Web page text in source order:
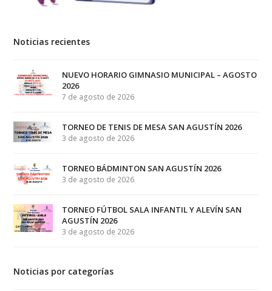
Noticias recientes
NUEVO HORARIO GIMNASIO MUNICIPAL – AGOSTO
2026
7 de agosto de 2026
TORNEO DE TENIS DE MESA SAN AGUSTÍN 2026
3 de agosto de 2026
TORNEO BÁDMINTON SAN AGUSTÍN 2026
3 de agosto de 2026
TORNEO FÚTBOL SALA INFANTIL Y ALEVÍN SAN
AGUSTÍN 2026
3 de agosto de 2026
Noticias por categorías